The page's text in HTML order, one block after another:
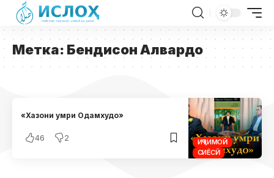
Метка: Бендисон Алвардо
ИҶТИМОӢ
СИЁСӢ
«Хазони умри Одамхудо»
46 2